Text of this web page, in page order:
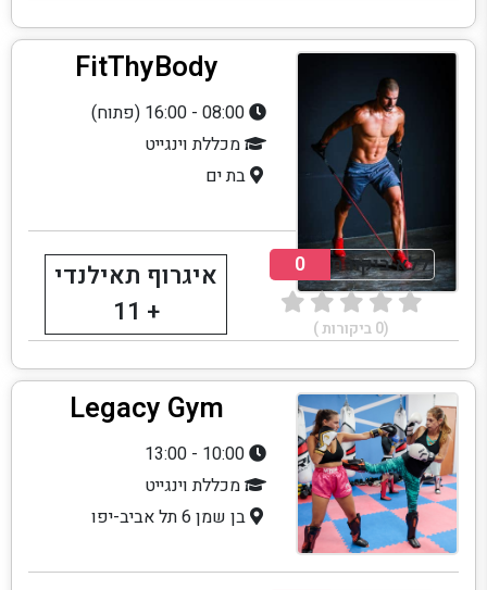
FitThyBody
08:00 - 16:00 (פתוח)
מכללת וינגייט
בת ים
ללא ביקורת 0
(
0ביקורות )
איגרוף תאילנדי
+ 11
Legacy Gym
10:00 - 13:00
מכללת וינגייט
בן שמן 6 תל אביב-יפו